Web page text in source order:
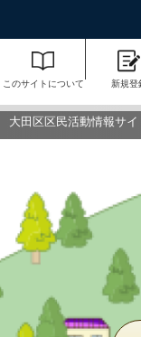
このサイトについて 新規登
大田区区民活動情報サ